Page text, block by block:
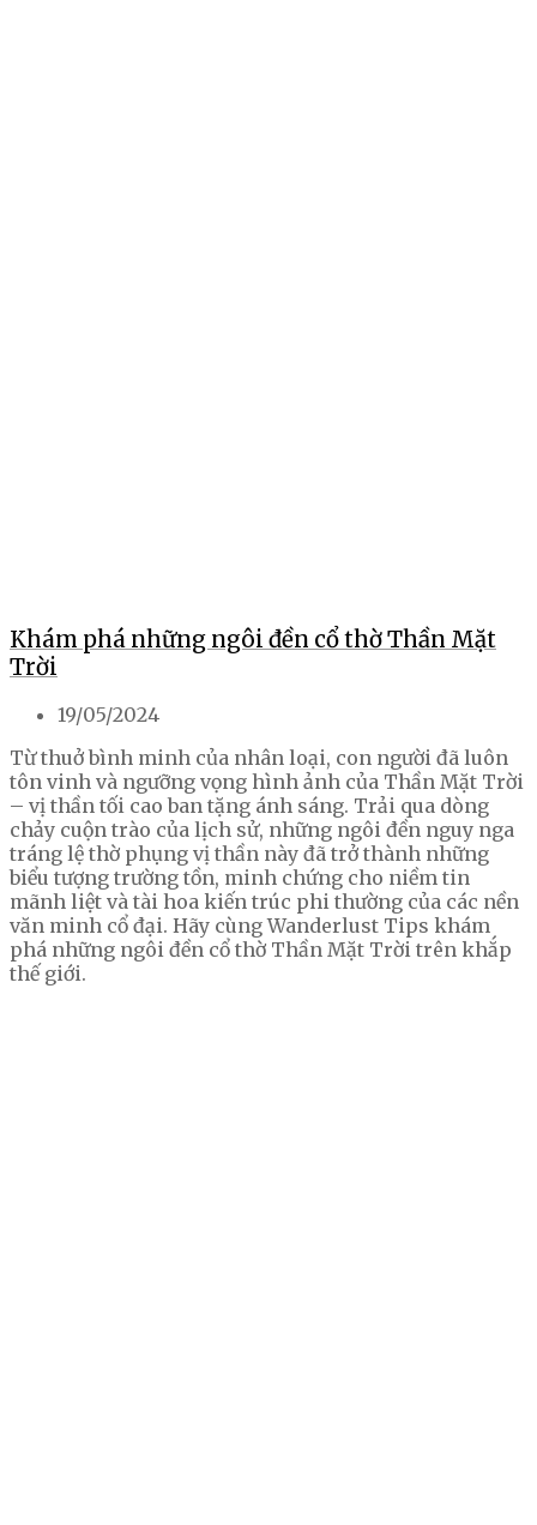
Khám phá những ngôi đền cổ thờ Thần Mặt
Trời
19/05/2024
Từ thuở bình minh của nhân loại, con người đã luôn
tôn vinh và ngưỡng vọng hình ảnh của Thần Mặt Trời
– vị thần tối cao ban tặng ánh sáng. Trải qua dòng
chảy cuộn trào của lịch sử, những ngôi đền nguy nga
tráng lệ thờ phụng vị thần này đã trở thành những
biểu tượng trường tồn, minh chứng cho niềm tin
mãnh liệt và tài hoa kiến trúc phi thường của các nền
văn minh cổ đại. Hãy cùng Wanderlust Tips khám
phá những ngôi đền cổ thờ Thần Mặt Trời trên khắp
thế giới.